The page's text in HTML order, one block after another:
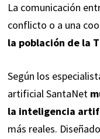
La comunicación
conflicto o a una
la población de la
Según los
artificial SantaNet
la inteligencia
más reales.